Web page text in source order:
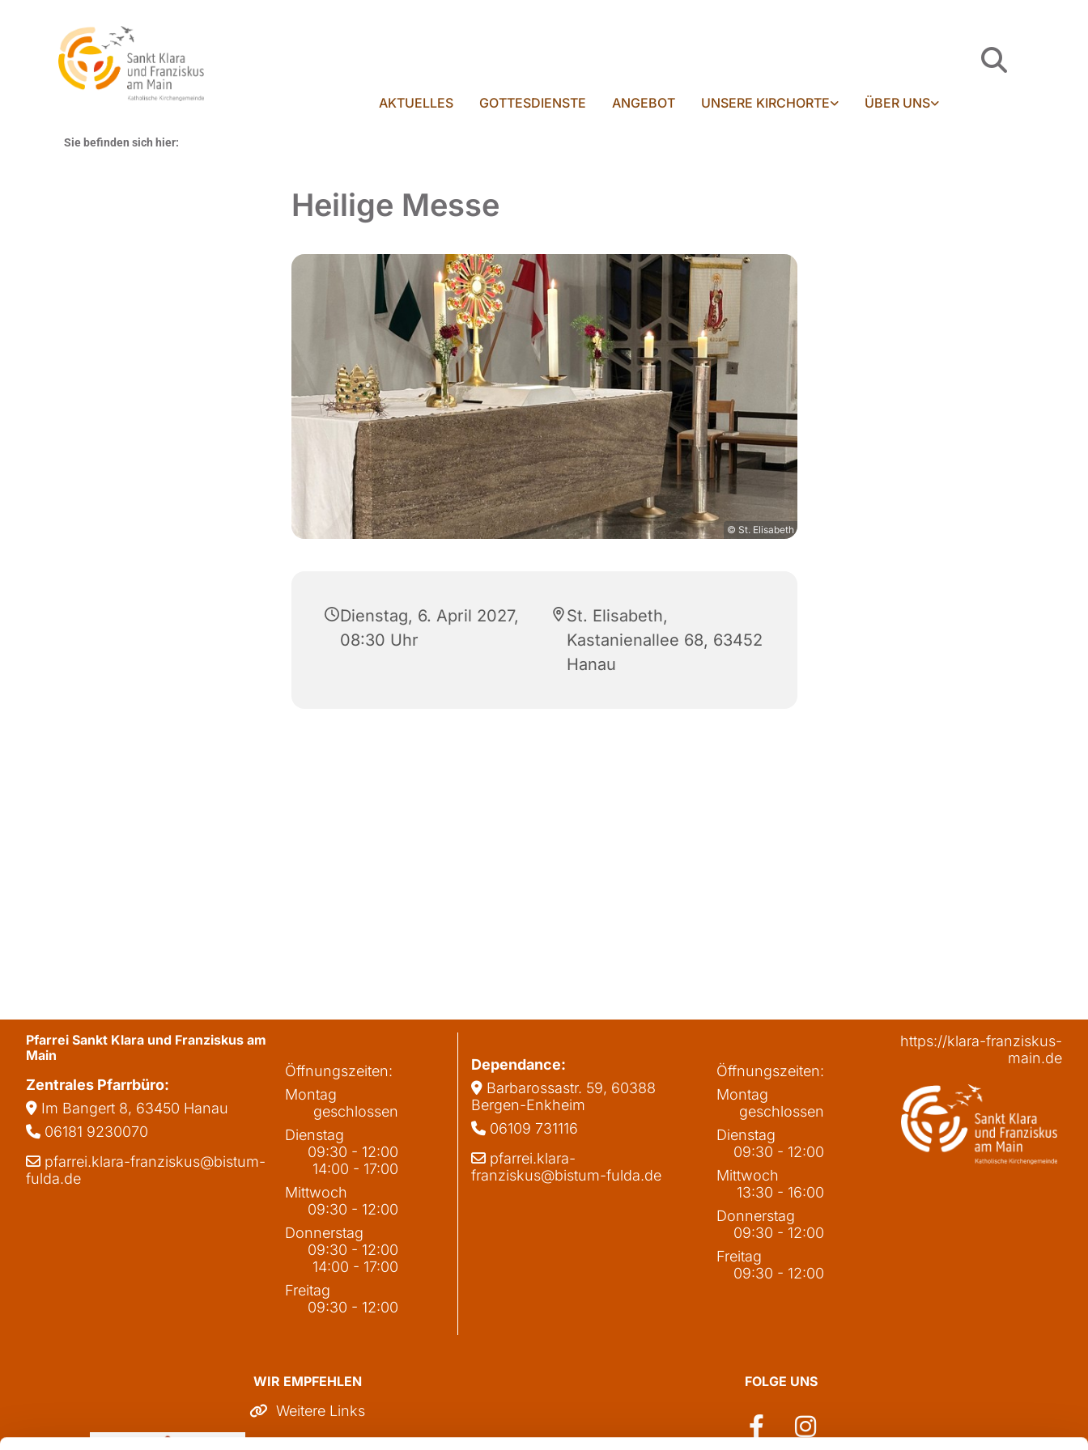
AKTUELLES GOTTESDIENSTE ANGEBOT UNSERE KIRCHORTE ÜBER UNS
Sie befinden sich hier:
Heilige Messe
© St. Elisabeth
Dienstag, 6. April 2027,
08:30 Uhr
St. Elisabeth,
Kastanienallee 68, 63452
Hanau
Pfarrei Sankt Klara und Franziskus am
Main
Zentrales Pfarrbüro:
 Im Bangert 8, 63450 Hanau
 06181 9230070
 pfarrei.klara-franziskus@bistum-
fulda.de
Öffnungszeiten:
Montag
geschlossen
Dienstag
09:30 - 12:00
14:00 - 17:00
Mittwoch
09:30 - 12:00
Donnerstag
09:30 - 12:00
14:00 - 17:00
Freitag
09:30 - 12:00
Dependance:
 Barbarossastr. 59, 60388
Bergen-Enkheim
 06109 731116
 pfarrei.klara-
franziskus@bistum-fulda.de
Öffnungszeiten:
Montag
geschlossen
Dienstag
09:30 - 12:00
Mittwoch
13:30 - 16:00
Donnerstag
09:30 - 12:00
Freitag
09:30 - 12:00
https://klara-franziskus-
main.de
WIR EMPFEHLEN
 Weitere Links
FOLGE UNS